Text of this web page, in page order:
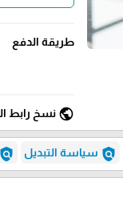
طريقة الدفع
public نسخ رابط
policy سياسة التبديل policy